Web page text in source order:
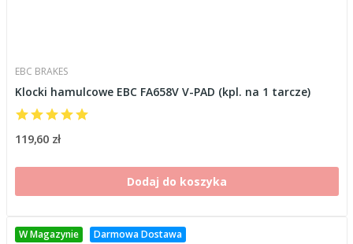
EBC BRAKES
Klocki hamulcowe EBC FA658V V-PAD (kpl. na 1 tarcze)
119,60 zł
Dodaj do koszyka
W Magazynie Darmowa Dostawa